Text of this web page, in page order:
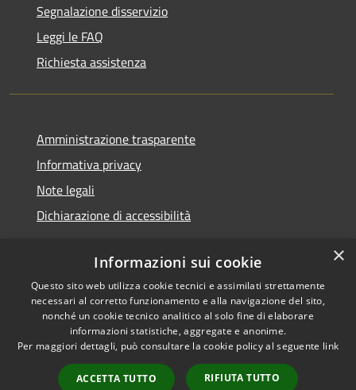
Segnalazione disservizio
Leggi le FAQ
Richiesta assistenza
Amministrazione trasparente
Informativa privacy
Note legali
Dichiarazione di accessibilità
RSS
Accessibilità
Cookie
Mappa del sito
Copyright © 2026 • Comune di
Renate • Powered by
Municipium•Accesso
redazione
×
Informazioni sui cookie
Questo sito web utilizza cookie tecnici e assimilati strettamente
necessari al corretto funzionamento e alla navigazione del sito,
nonché un cookie tecnico analitico al solo fine di elaborare
informazioni statistiche, aggregate e anonime.
Per maggiori dettagli, può consultare la cookie policy al seguente link
ACCETTA TUTTO RIFIUTA TUTTO